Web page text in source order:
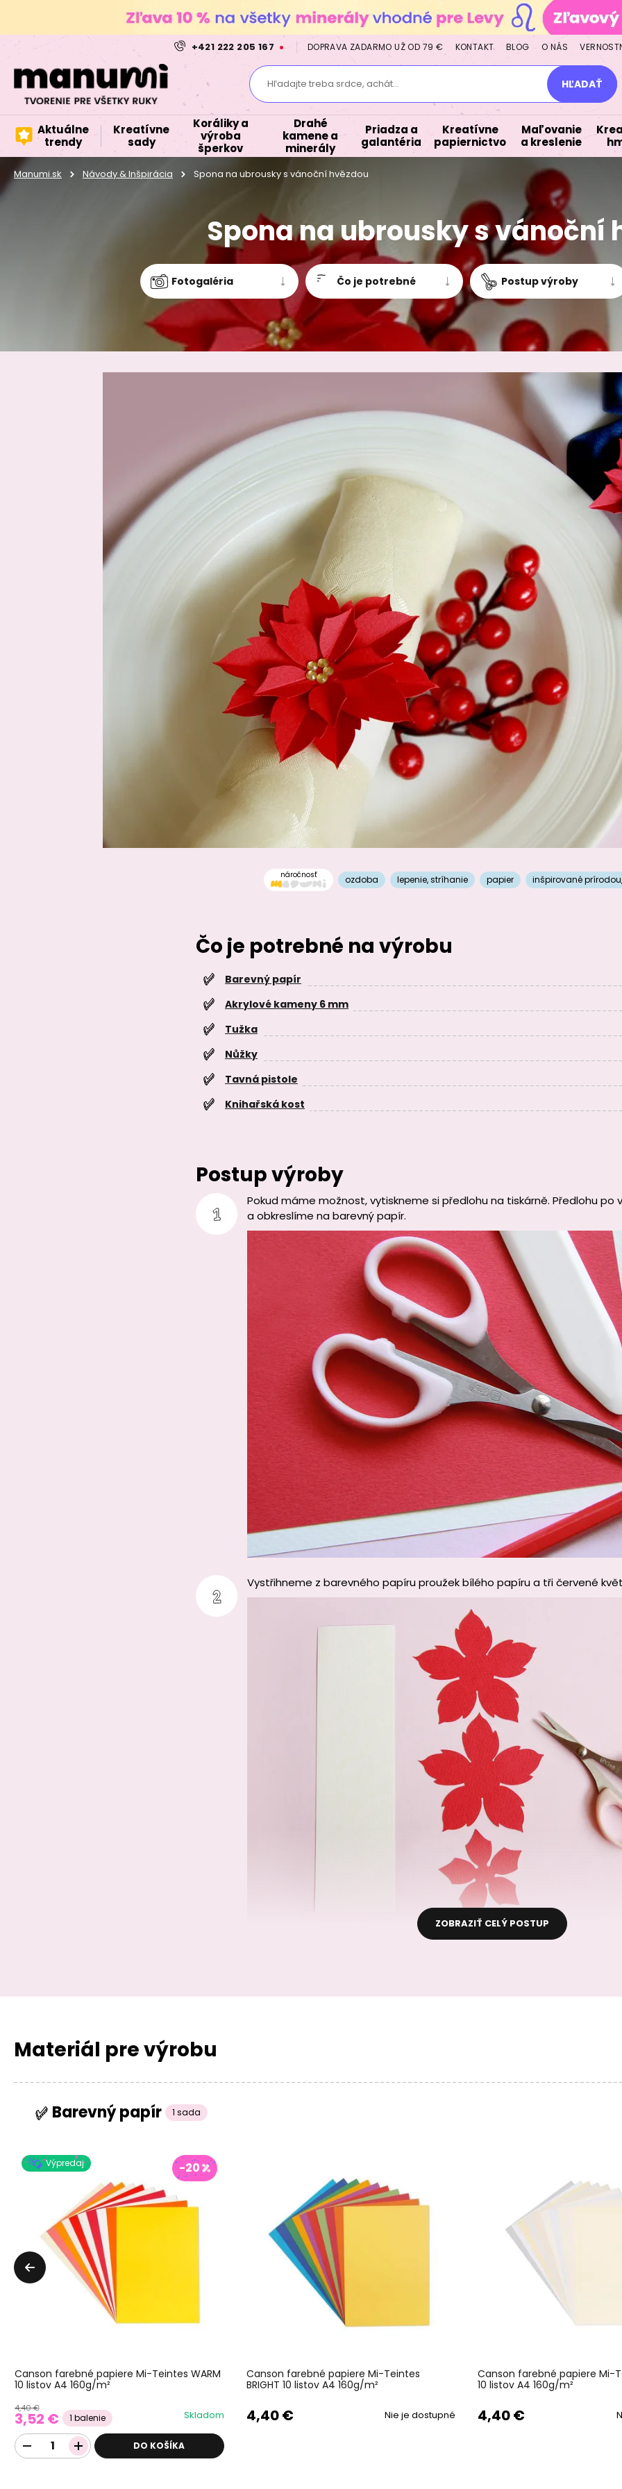
+421 222 205 167 DOPRAVA ZADARMO UŽ OD 79 € KONTAKT BLOG O NÁS
Hľadajte treba srdce, achát... HĽADAŤ
Aktuálne
trendy
Kreatívne
sady
Koráliky a
výroba
šperkov
Drahé
kamene a
minerály
Priadza a
galantéria
Kreatívne
papiernictvo
Maľovanie
a kreslenie
Manumi.sk Návody & Inšpirácia Spona na ubrousky s vánoční hvězdou
Spona na ubrousky s vánoční
Fotogaléria Čo je potrebné Postup výroby
náročnosť ozdoba lepenie,stríhanie papier inšpirované prírodou
Čo je potrebné na výrobu
Barevný papír
Akrylové kameny 6 mm
Tužka
Nůžky
Tavná pistole
Knihařská kost
Postup výroby
Pokud máme možnost, vytiskneme si předlohu na tiskárně. Předlohu
a obkreslíme na barevný papír.
Vystřihneme z barevného papíru proužek bílého papíru a tři červené
ZOBRAZIŤ CELÝ POSTUP
Materiál pre výrobu
Barevný papír 1 sada
Výpredaj -20
Canson farebné papiere Mi-Teintes WARM
10 listov A4 160g/m²
4,40 €
3,52 € 1 balenie Skladom
DO KOŠÍKA
Canson farebné papiere Mi-Teintes
BRIGHT 10 listov A4 160g/m²
4,40 € Nie je dostupné
Canson farebné papiere Mi-
10 listov A4 160g/m²
4,40 €